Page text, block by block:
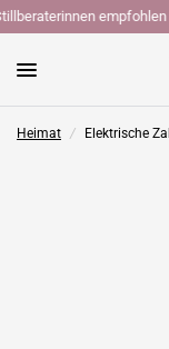
Stillberaterinnen
Heimat / Elektrische